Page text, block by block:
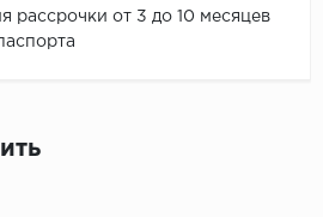
рассрочки от 3 до 10 месяцев